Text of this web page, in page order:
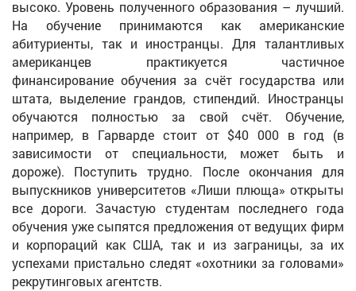
высоко. Уровень полученного образования – лучший.
На обучение принимаются как американские
абитуриенты, так и иностранцы. Для талантливых
американцев практикуется частичное
финансирование обучения за счёт государства или
штата, выделение грандов, стипендий. Иностранцы
обучаются полностью за свой счёт. Обучение,
например, в Гарварде стоит от $40 000 в год (в
зависимости от специальности, может быть и
дороже). Поступить трудно. После окончания для
выпускников университетов «Лиши плюща» открыты
все дороги. Зачастую студентам последнего года
обучения уже сыпятся предложения от ведущих фирм
и корпораций как США, так и из заграницы, за их
успехами пристально следят «охотники за головами»
рекрутинговых агентств.